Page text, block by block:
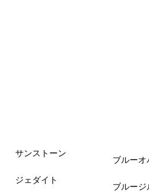
サンストーン
ジェダイト
ブルーオ
ブルージ